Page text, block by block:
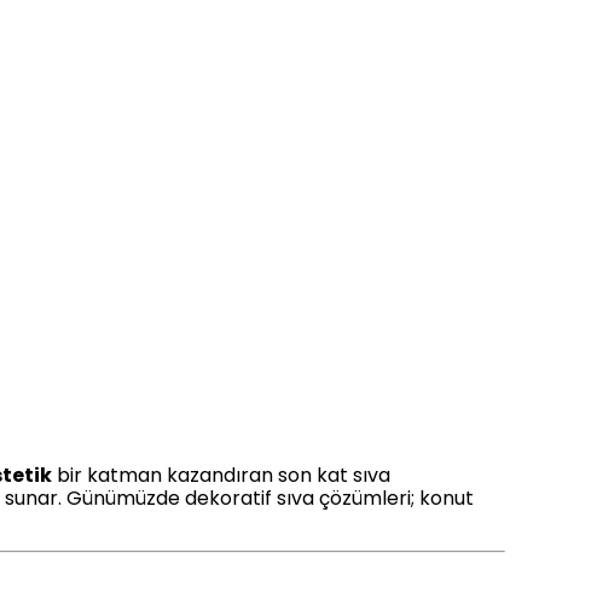
bir katman kazandıran son kat sıva
Günümüzde dekoratif sıva çözümleri; konut